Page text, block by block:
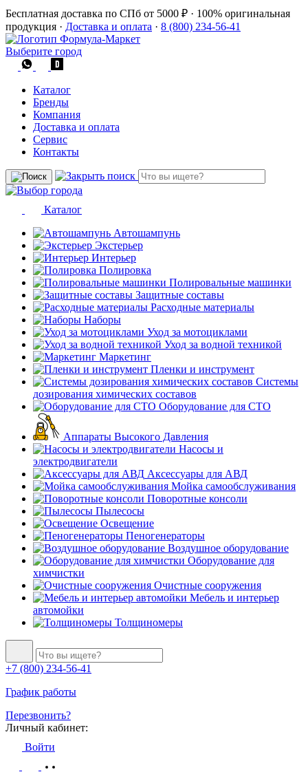
Бесплатная доставка по СПб от 5000 ₽ · 100% оригинальная
продукция · Доставка и оплата · 8 (800) 234-56-41
Выберите город
Каталог
Бренды
Компания
Доставка и оплата
Сервис
Контакты
Каталог
Автошампунь
Экстерьер
Интерьер
Полировка
Полировальные машинки
Защитные составы
Расходные материалы
Наборы
Уход за мотоциклами
Уход за водной техникой
Маркетинг
Пленки и инструмент
Системы
дозирования химических составов
Оборудование для СТО
Аппараты Высокого Давления
Насосы и
электродвигатели
Аксессуары для АВД
Мойка самообслуживания
Поворотные консоли
Пылесосы
Освещение
Пеногенераторы
Воздушное оборудование
Оборудование для
химчистки
Очистные сооружения
Мебель и интерьер
автомойки
Толщиномеры
+7 (800) 234-56-41
График работы
Перезвонить?
Личный кабинет:
Войти